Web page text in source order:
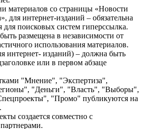
материалов со страницы «Новости
для интернет-изданий – обязательна
для поисковых систем гиперссылка.
размещена в независимости от
использования материалов.
интернет- изданий) – должна быть
или в первом абзаце
"Мнение", "Экспертиза",
"Деньги", "Власть", "Выборы",
"Промо" публикуются на
создается совместно с